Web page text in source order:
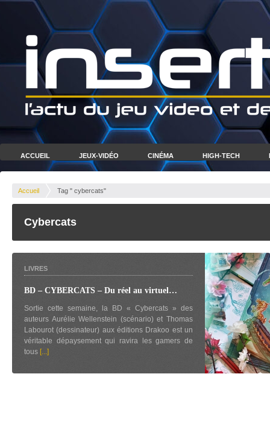
ACCUEIL JEUX-VIDÉO CINÉMA HIGH-TECH
Accueil Tag " cybercats"
Cybercats
LIVRES
BD – CYBERCATS – Du réel au virtuel…
Sortie cette semaine, la BD « Cybercats » des
auteurs Aurélie Wellenstein (scénario) et Thomas
Labourot (dessinateur) aux éditions Drakoo est un
véritable dépaysement qui ravira les gamers de
tous [...]